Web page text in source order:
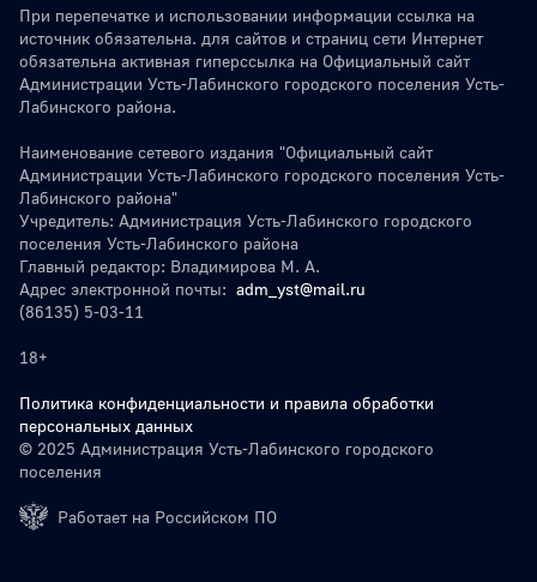
При перепечатке и использовании информации ссылка на
источник обязательна. для сайтов и страниц сети Интернет
обязательна активная гиперссылка на Официальный сайт
Администрации Усть-Лабинского городского поселения Усть-
Лабинского района.
Наименование сетевого издания "Официальный сайт
Администрации Усть-Лабинского городского поселения Усть-
Лабинского района"
Учредитель: Администрация Усть-Лабинского городского
поселения Усть-Лабинского района
Главный редактор: Владимирова М. А.
Адрес электронной почты: adm_yst@mail.ru
(86135) 5-03-11
18+
Политика конфиденциальности и правила обработки
персональных данных
© 2025 Администрация Усть-Лабинского городского
поселения
Работает на Российском ПО